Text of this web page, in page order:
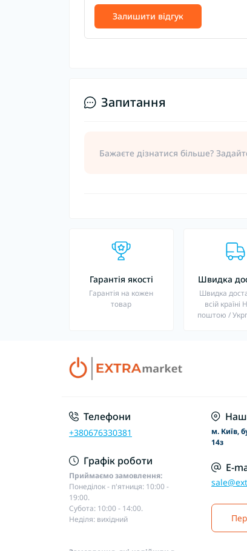
Залишити відгук
Запитання
Бажаєте дізнатися більше?
Гарантія якості
Гарантія на кожен
товар
Швидка
Швидка
всій країні
поштою /
Телефони
+380676330381
Графік роботи
Приймаємо замовлення:
Понеділок - п'ятниця: 10:00 -
19:00.
Субота: 10:00 - 14:00.
Неділя: вихідний
м. Київ,
14з
E-